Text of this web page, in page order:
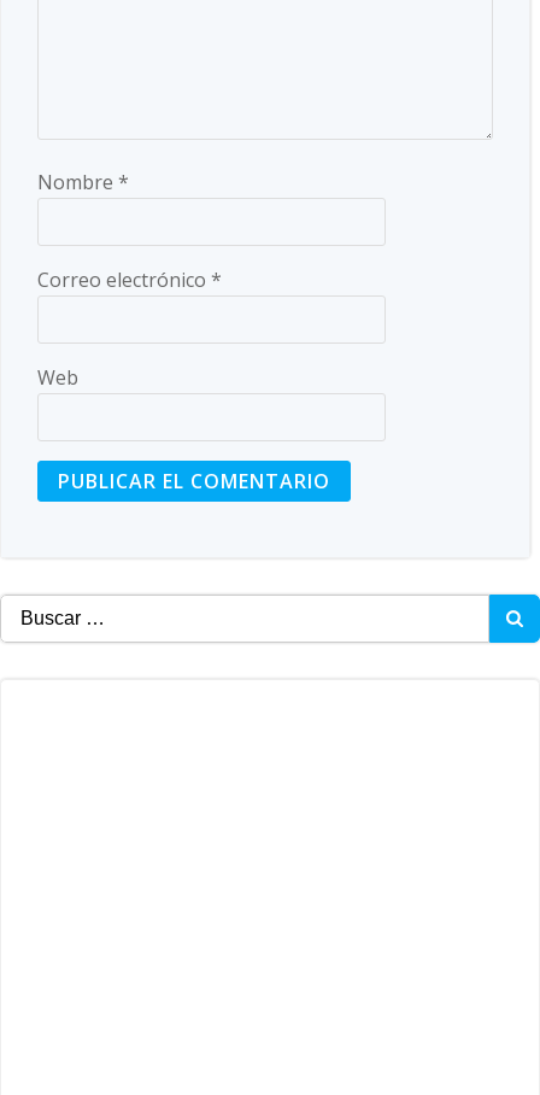
Nombre *
Correo electrónico *
Web
Buscar: